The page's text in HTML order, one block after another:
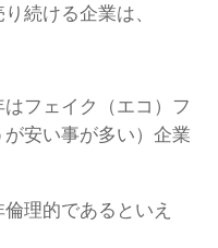
続ける企業は、
フェイク（エコ）フ
安い事が多い）企業
理的であるといえ